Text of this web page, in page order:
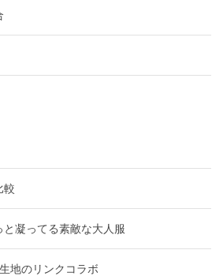
較
凝ってる素敵な大人服
地のリンクコラボ